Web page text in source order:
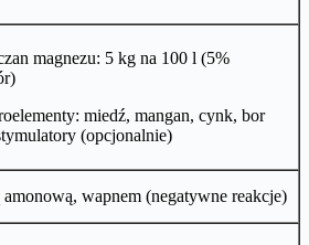
magnezu: 5 kg na 100 l (5%
miedź, mangan, cynk, bor
(opcjonalnie)
amonową, wapnem (negatywne reakcje)